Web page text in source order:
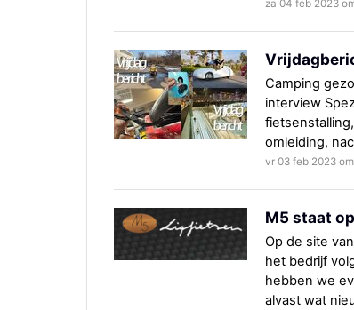
za 04 feb 2023
Camping
interview
omleiding,
vr 03 feb 2023
M5 staat
Op de site
het bedrijf
hebben we
alvast wat